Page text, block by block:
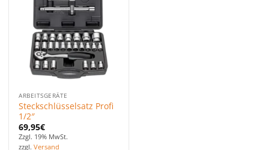
Favoriten
hinzufügen
ARBEITSGERÄTE
Steckschlüsselsatz Profi
1/2″
69,95€
Zzgl. 19% MwSt.
zzgl.Versand